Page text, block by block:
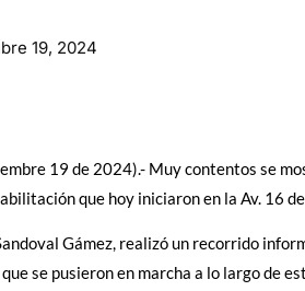
19, 2024
19 de 2024).- Muy contentos se
que hoy iniciaron en la Av. 16
Gámez, realizó un recorrido
se pusieron en marcha a lo largo de